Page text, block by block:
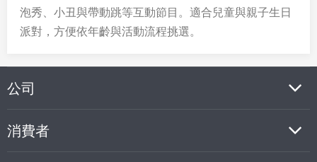
泡秀、小丑與帶動跳等互動節目。適合兒童與親子生日
派對，方便依年齡與活動流程挑選。
公司
消費者